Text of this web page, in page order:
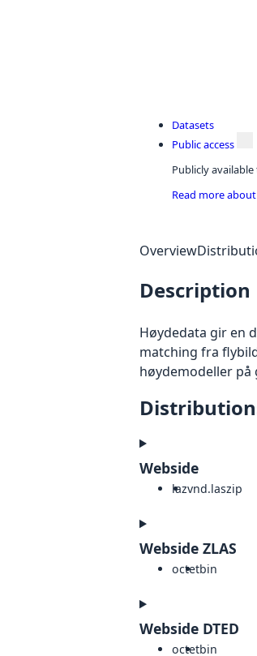
Datasets
Public access
Publicly
Read more
Overview
Description
Høydedata gir en
matching fra
høydemodeller på
Webside
lazvnd.laszip
Webside ZLAS
octetbin
Webside DTED
octetbin